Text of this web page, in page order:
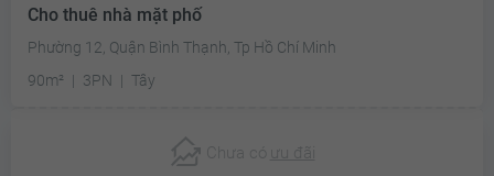
Cho thuê nhà mặt phố
Phường 12, Quận Bình Thạnh, Tp Hồ Chí Minh
90m²
3PN Tây
Chưa có ưu đãi